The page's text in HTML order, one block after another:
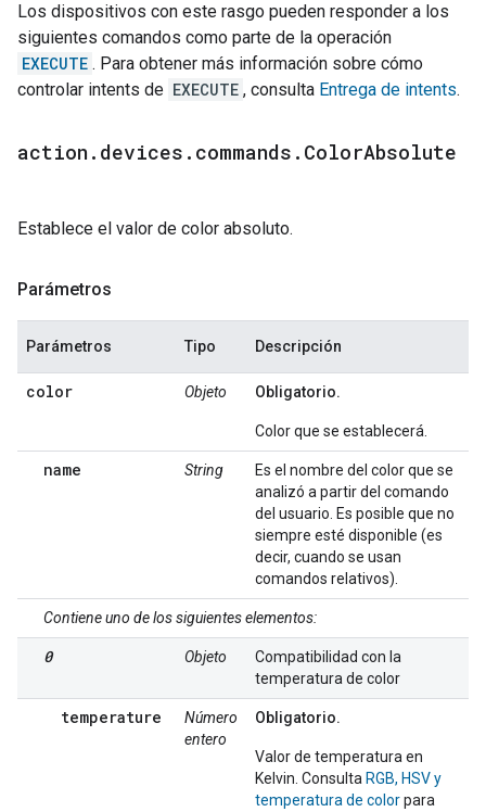
Los dispositivos con este rasgo pueden responder a los
siguientes comandos como parte de la operación
EXECUTE . Para obtener más información sobre cómo
controlar intents de EXECUTE , consulta Entrega de intents.
action . devices . commands . ColorAbsolute
Establece el valor de color absoluto.
Parámetros
Parámetros Tipo Descripción
color Objeto Obligatorio.
Color que se establecerá.
name String
Es el nombre del color que se
analizó a partir del comando
del usuario. Es posible que no
siempre esté disponible (es
decir, cuando se usan
comandos relativos).
Contiene uno de los siguientes elementos:
0 Objeto
Compatibilidad con la
temperatura de color
temperature
Número
entero
Obligatorio.
Valor de temperatura en
Kelvin. Consulta RGB, HSV y
temperatura de colorpara